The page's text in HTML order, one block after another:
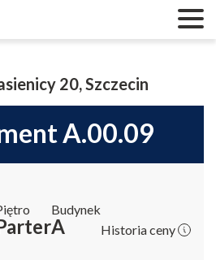
A.00.09
20, Szczecin
Budynek
A Historia ceny